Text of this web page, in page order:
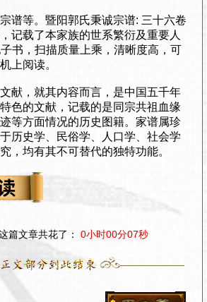
谱等。暨阳郭氏秉诚宗谱: 三十六卷
记载了本家族的世系繁衍及重要人
书，扫描质量上乘，清晰度高，可
上阅读。
献，就其内容而言，是中国五千年
色的文献，记载的是同宗共祖血缘
等方面情况的历史图籍。家谱属珍
历史学、民俗学、人口学、社会学
，均有其不可替代的独特功能。
篇文章共花了： 0小时00分07秒